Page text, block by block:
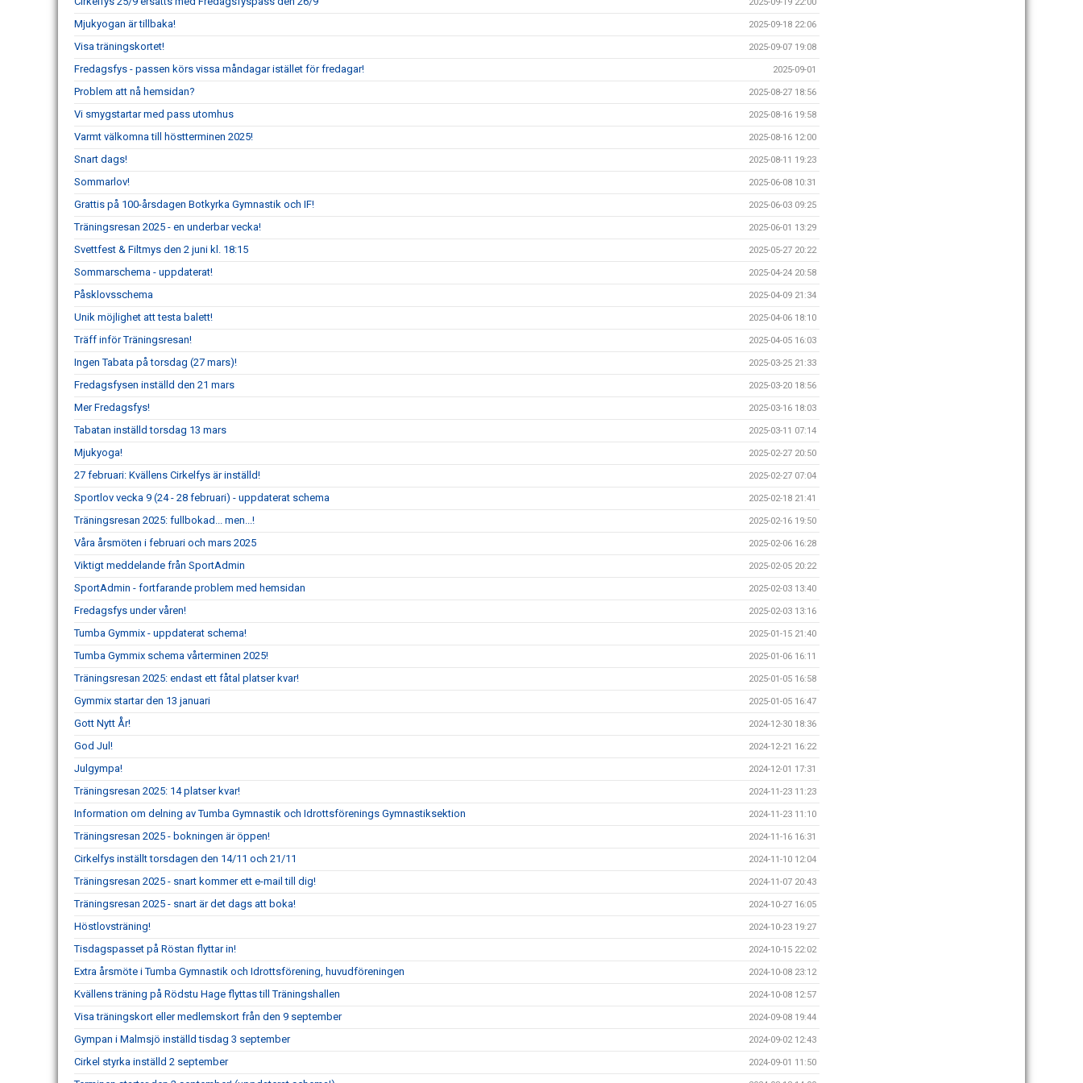
Mjukyogan är tillbaka! 2025-09-18 22:06
Visa träningskortet! 2025-09-07 19:08
Fredagsfys - passen körs vissa måndagar istället för fredagar! 2025-09-01
Problem att nå hemsidan? 2025-08-27 18:56
Vi smygstartar med pass utomhus 2025-08-16 19:58
Varmt välkomna till höstterminen 2025! 2025-08-16 12:00
Snart dags! 2025-08-11 19:23
Sommarlov! 2025-06-08 10:31
Grattis på 100-årsdagen Botkyrka Gymnastik och IF! 2025-06-03 09:25
Träningsresan 2025 - en underbar vecka! 2025-06-01 13:29
Svettfest & Filtmys den 2 juni kl. 18:15 2025-05-27 20:22
Sommarschema - uppdaterat! 2025-04-24 20:58
Påsklovsschema 2025-04-09 21:34
Unik möjlighet att testa balett! 2025-04-06 18:10
Träff inför Träningsresan! 2025-04-05 16:03
Ingen Tabata på torsdag (27 mars)! 2025-03-25 21:33
Fredagsfysen inställd den 21 mars 2025-03-20 18:56
Mer Fredagsfys! 2025-03-16 18:03
Tabatan inställd torsdag 13 mars 2025-03-11 07:14
Mjukyoga! 2025-02-27 20:50
27 februari: Kvällens Cirkelfys är inställd! 2025-02-27 07:04
Sportlov vecka 9 (24 - 28 februari) - uppdaterat schema 2025-02-18 21:41
Träningsresan 2025: fullbokad... men...! 2025-02-16 19:50
Våra årsmöten i februari och mars 2025 2025-02-06 16:28
Viktigt meddelande från SportAdmin 2025-02-05 20:22
SportAdmin - fortfarande problem med hemsidan 2025-02-03 13:40
Fredagsfys under våren! 2025-02-03 13:16
Tumba Gymmix - uppdaterat schema! 2025-01-15 21:40
Tumba Gymmix schema vårterminen 2025! 2025-01-06 16:11
Träningsresan 2025: endast ett fåtal platser kvar! 2025-01-05 16:58
Gymmix startar den 13 januari 2025-01-05 16:47
Gott Nytt År! 2024-12-30 18:36
God Jul! 2024-12-21 16:22
Julgympa! 2024-12-01 17:31
Träningsresan 2025: 14 platser kvar! 2024-11-23 11:23
Information om delning av Tumba Gymnastik och Idrottsförenings Gymnastiksektion 2024-11-23 11:10
Träningsresan 2025 - bokningen är öppen! 2024-11-16 16:31
Cirkelfys inställt torsdagen den 14/11 och 21/11 2024-11-10 12:04
Träningsresan 2025 - snart kommer ett e-mail till dig! 2024-11-07 20:43
Träningsresan 2025 - snart är det dags att boka! 2024-10-27 16:05
Höstlovsträning! 2024-10-23 19:27
Tisdagspasset på Röstan flyttar in! 2024-10-15 22:02
Extra årsmöte i Tumba Gymnastik och Idrottsförening, huvudföreningen 2024-10-08 23:12
Kvällens träning på Rödstu Hage flyttas till Träningshallen 2024-10-08 12:57
Visa träningskort eller medlemskort från den 9 september 2024-09-08 19:44
Gympan i Malmsjö inställd tisdag 3 september 2024-09-02 12:43
Cirkel styrka inställd 2 september 2024-09-01 11:50